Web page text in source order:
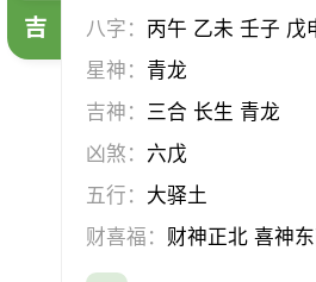
吉
八字： 丙午 乙未 壬子 戊
星神： 青龙
吉神： 三合 长生 青龙
凶煞： 六戊
五行： 大驿土
财喜福： 财神正北 喜神